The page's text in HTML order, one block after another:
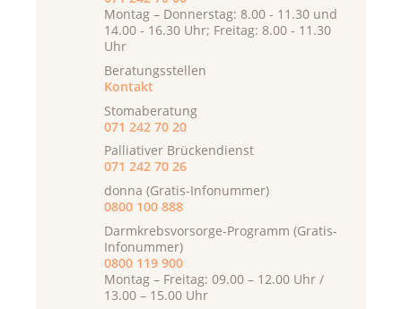
Montag – Donnerstag: 8.00 - 11.30 und
14.00 - 16.30 Uhr; Freitag: 8.00 - 11.30
Uhr
Beratungsstellen
Kontakt
Stomaberatung
071 242 70 20
Palliativer Brückendienst
071 242 70 26
donna (Gratis-Infonummer)
0800 100 888
Darmkrebsvorsorge-Programm (Gratis-
Infonummer)
0800 119 900
Montag – Freitag: 09.00 – 12.00 Uhr /
13.00 – 15.00 Uhr